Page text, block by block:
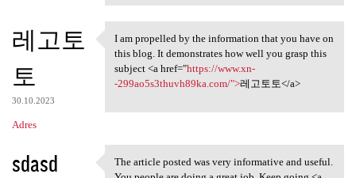
레고토
토
30.10.2023
Adres
I am propelled by the
I am propelled by the information that you have on
this blog. It demonstrates how well you grasp this
subject <a href="https://www.xn-
-299ao5s3thuvh89ka.com/">레고토토</a>
sdasd The article posted was very
The article posted was very informative and useful.